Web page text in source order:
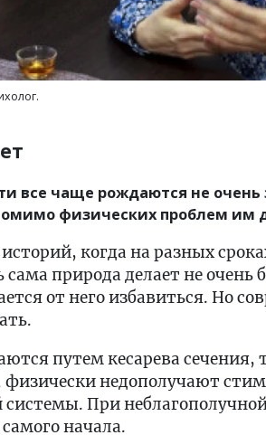
все чаще рождаются не очень
физических проблем им
когда на разных
природа делает не
от него избавиться. Но
путем кесарева сечения,
физически недополучают
системы. При
начала.